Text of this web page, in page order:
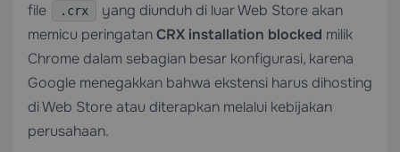
file
.crx
yang diunduh di luar Web Store akan
memicu peringatanCRX installation blocked milik
Chrome dalam sebagian besar konfigurasi, karena
Google menegakkan bahwa ekstensi harus dihosting
di Web Store atau diterapkan melalui kebijakan
perusahaan.